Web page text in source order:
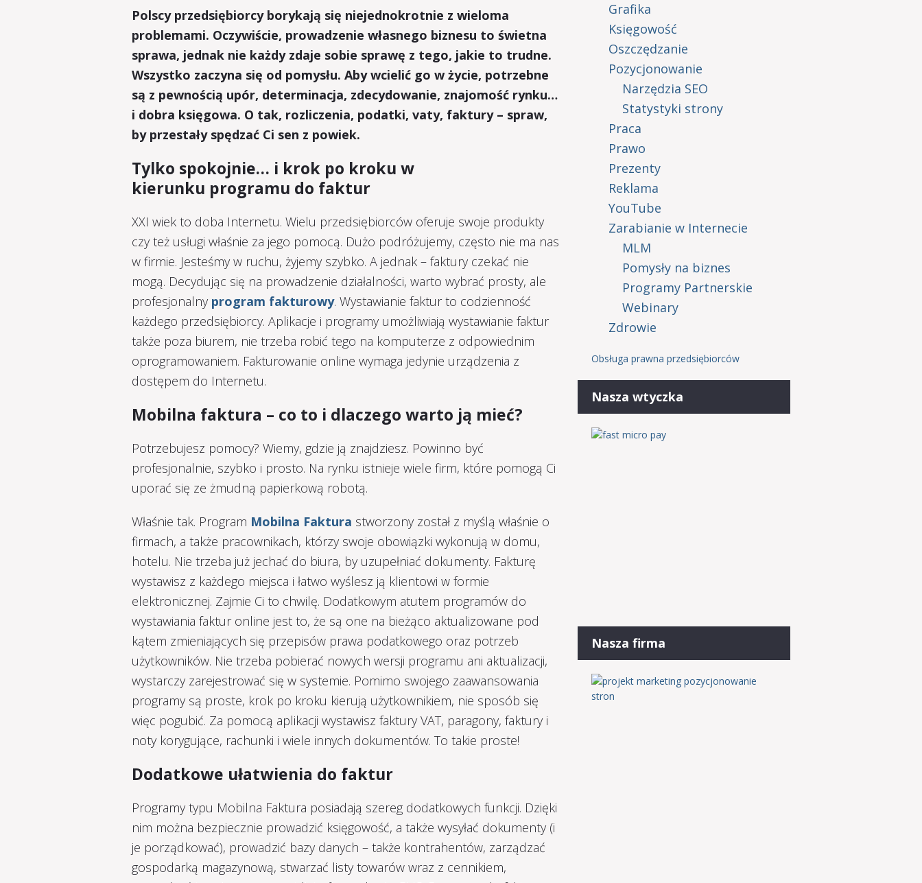
Polscy przedsiębiorcy borykają się niejednokrotnie z wieloma
problemami. Oczywiście, prowadzenie własnego biznesu to świetna
sprawa, jednak nie każdy zdaje sobie sprawę z tego, jakie to trudne.
Wszystko zaczyna się od pomysłu. Aby wcielić go w życie, potrzebne
są z pewnością upór, determinacja, zdecydowanie, znajomość rynku…
i dobra księgowa. O tak, rozliczenia, podatki, vaty, faktury – spraw,
by przestały spędzać Ci sen z powiek.
Tylko spokojnie… i krok po kroku w
kierunku programu do faktur
XXI wiek to doba Internetu. Wielu przedsiębiorców oferuje swoje produkty
czy też usługi właśnie za jego pomocą. Dużo podróżujemy, często nie ma nas
w firmie. Jesteśmy w ruchu, żyjemy szybko. A jednak – faktury czekać nie
mogą. Decydując się na prowadzenie działalności, warto wybrać prosty, ale
profesjonalny program fakturowy. Wystawianie faktur to codzienność
każdego przedsiębiorcy. Aplikacje i programy umożliwiają wystawianie faktur
także poza biurem, nie trzeba robić tego na komputerze z odpowiednim
oprogramowaniem. Fakturowanie online wymaga jedynie urządzenia z
dostępem do Internetu.
Mobilna faktura – co to i dlaczego warto ją mieć?
Potrzebujesz pomocy? Wiemy, gdzie ją znajdziesz. Powinno być
profesjonalnie, szybko i prosto. Na rynku istnieje wiele firm, które pomogą Ci
uporać się ze żmudną papierkową robotą.
Właśnie tak. Program Mobilna Faktura stworzony został z myślą właśnie o
firmach, a także pracownikach, którzy swoje obowiązki wykonują w domu,
hotelu. Nie trzeba już jechać do biura, by uzupełniać dokumenty. Fakturę
wystawisz z każdego miejsca i łatwo wyślesz ją klientowi w formie
elektronicznej. Zajmie Ci to chwilę. Dodatkowym atutem programów do
wystawiania faktur online jest to, że są one na bieżąco aktualizowane pod
kątem zmieniających się przepisów prawa podatkowego oraz potrzeb
użytkowników. Nie trzeba pobierać nowych wersji programu ani aktualizacji,
wystarczy zarejestrować się w systemie. Pomimo swojego zaawansowania
programy są proste, krok po kroku kierują użytkownikiem, nie sposób się
więc pogubić. Za pomocą aplikacji wystawisz faktury VAT, paragony, faktury i
noty korygujące, rachunki i wiele innych dokumentów. To takie proste!
Dodatkowe ułatwienia do faktur
Programy typu Mobilna Faktura posiadają szereg dodatkowych funkcji. Dzięki
nim można bezpiecznie prowadzić księgowość, a także wysyłać dokumenty (i
je porządkować), prowadzić bazy danych – także kontrahentów, zarządzać
gospodarką magazynową, stwarzać listy towarów wraz z cennikiem,
Grafika
Księgowość
Oszczędzanie
Pozycjonowanie
Narzędzia SEO
Statystyki strony
Praca
Prawo
Prezenty
Reklama
YouTube
Zarabianie w Internecie
MLM
Pomysły na biznes
Programy Partnerskie
Webinary
Zdrowie
Obsługa prawna przedsiębiorców
Nasza wtyczka
Nasza firma